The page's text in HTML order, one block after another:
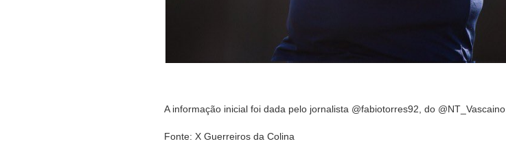
A informação inicial foi dada pelo jornalista @fabiotorres92, do @NT_Vascaino.
Fonte: X Guerreiros da Colina